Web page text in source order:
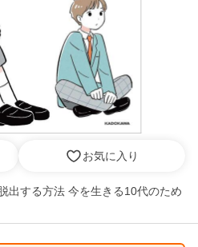
お気に入り
出する方法 今を生きる10代のため